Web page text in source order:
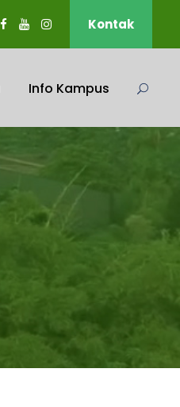
Kontak
Info Kampus